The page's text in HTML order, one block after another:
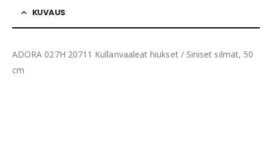
KUVAUS
ADORA 027H 20711 Kullanvaaleat hiukset / Siniset silmät, 50
cm